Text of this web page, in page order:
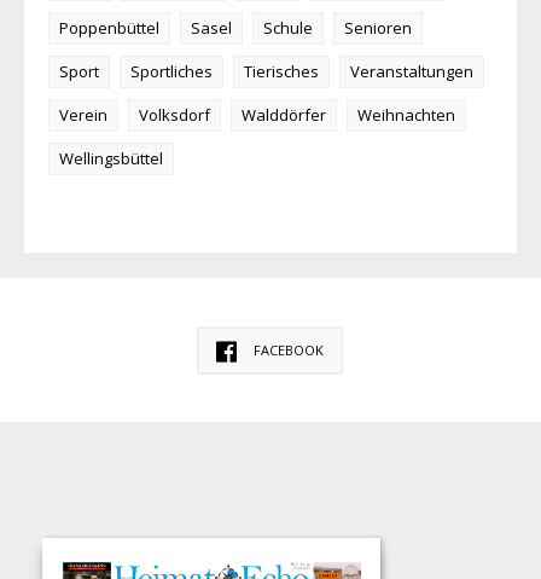
Poppenbüttel
Sasel Schule
Senioren
Sport
Sportliches Tierisches
Veranstaltungen
Verein
Volksdorf Walddörfer
Weihnachten
Wellingsbüttel
FACEBOOK